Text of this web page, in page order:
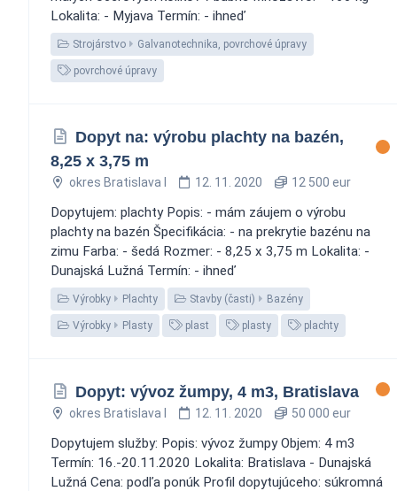
Lokalita: - Myjava Termín: - ihneď
Strojárstvo Galvanotechnika, povrchové úpravy
povrchové úpravy
Dopyt na: výrobu plachty na bazén,
8,25 x 3,75 m
okres Bratislava I 12. 11. 2020 12 500 eur
Dopytujem: plachty Popis: - mám záujem o výrobu
plachty na bazén Špecifikácia: - na prekrytie bazénu na
zimu Farba: - šedá Rozmer: - 8,25 x 3,75 m Lokalita: -
Dunajská Lužná Termín: - ihneď
Výrobky Plachty Stavby (časti) Bazény
Výrobky Plasty plast plasty plachty
Dopyt: vývoz žumpy, 4 m3, Bratislava
okres Bratislava I 12. 11. 2020 50 000 eur
Dopytujem služby: Popis: vývoz žumpy Objem: 4 m3
Termín: 16.-20.11.2020 Lokalita: Bratislava - Dunajská
Lužná Cena: podľa ponúk Profil dopytujúceho: súkromná